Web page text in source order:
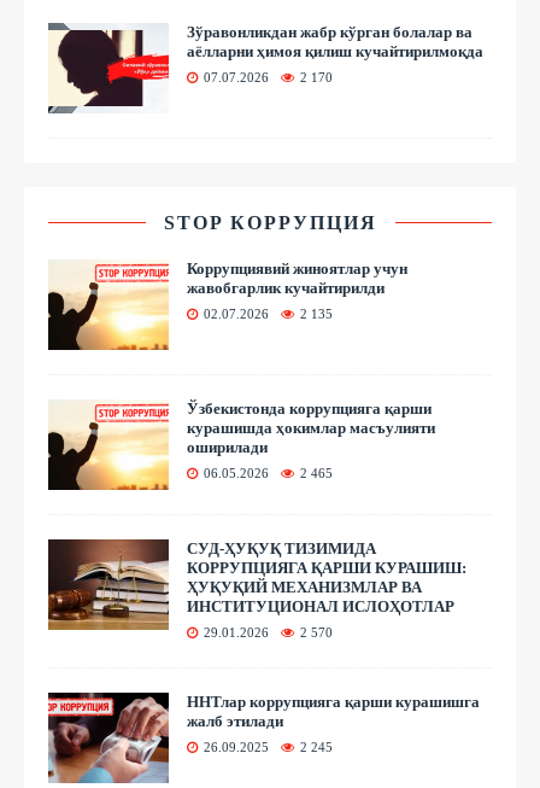
Зўравонликдан жабр кўрган болалар ва
аёлларни ҳимоя қилиш кучайтирилмоқда
07.07.2026 2 170
STOP КОРРУПЦИЯ
Коррупциявий жиноятлар учун
жавобгарлик кучайтирилди
02.07.2026 2 135
Ўзбекистонда коррупцияга қарши
курашишда ҳокимлар масъулияти
оширилади
06.05.2026 2 465
СУД-ҲУҚУҚ ТИЗИМИДА
КОРРУПЦИЯГА ҚАРШИ КУРАШИШ:
ҲУҚУҚИЙ МЕХАНИЗМЛАР ВА
ИНСТИТУЦИОНАЛ ИСЛОҲОТЛАР
29.01.2026 2 570
ННТлар коррупцияга қарши курашишга
жалб этилади
26.09.2025 2 245